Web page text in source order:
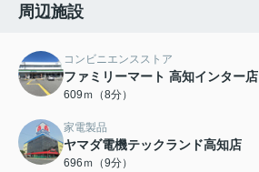
周辺施設
コンビニエンスストア
ファミリーマート 高知インター店
609ｍ（8分）
家電製品
ヤマダ電機テックランド高知店
696ｍ（9分）